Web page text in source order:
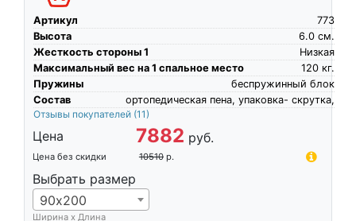
Артикул
773
Высота
см.
6.0
Жесткость стороны 1
Низкая
Максимальный вес на 1 спальное место
кг.
120
Пружины
беспружинный блок
Состав
ортопедическая пена, упаковка- скрутка,
Отзывы покупателей (11)
Цена 7882 руб.
Цена без скидки 10510 р.
Выбрать размер
90х200
Ширина х Длина